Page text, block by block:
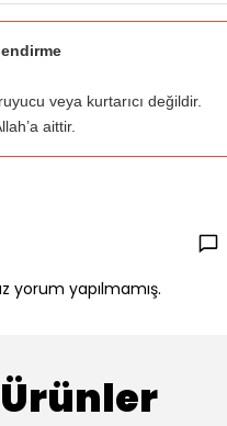
veya kurtarıcı değildir.
aittir.
yorum yapılmamış.